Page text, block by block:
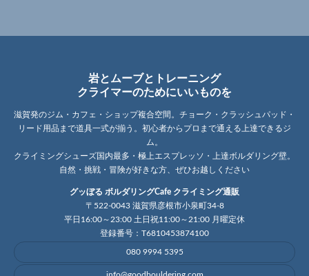
岩とムーブとトレーニング
クライマーのためにいいものを
滋賀発のジム・カフェ・ショップ複合空間。チョーク・クラッシュパッド・
リード用品まで道具一式が揃う。初心者からプロまで通える上達できるジ
ム。
クライミングシューズ国内最多・極上エスプレッソ・上達ボルダリング壁。
自然・挑戦・冒険が好きな方、ぜひお越しください
グッぼる ボルダリングCafe クライミング通販
〒522-0043 滋賀県彦根市小泉町34-8
平日16:00～23:00 土日祝11:00～21:00 月曜定休
登録番号：T6810453874100
080 9994 5395